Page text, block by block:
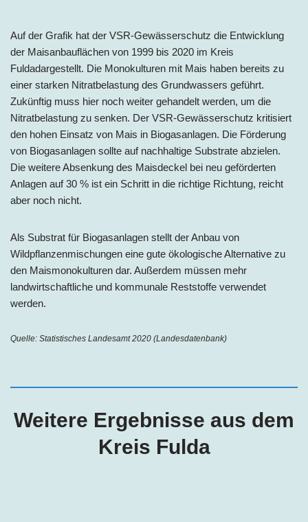
Auf der Grafik hat der VSR-Gewässerschutz die Entwicklung
der Maisanbauflächen von 1999 bis 2020 im Kreis
Fuldadargestellt. Die Monokulturen mit Mais haben bereits zu
einer starken Nitratbelastung des Grundwassers geführt.
Zukünftig muss hier noch weiter gehandelt werden, um die
Nitratbelastung zu senken. Der VSR-Gewässerschutz kritisiert
den hohen Einsatz von Mais in Biogasanlagen. Die Förderung
von Biogasanlagen sollte auf nachhaltige Substrate abzielen.
Die weitere Absenkung des Maisdeckel bei neu geförderten
Anlagen auf 30 % ist ein Schritt in die richtige Richtung, reicht
aber noch nicht.
Als Substrat für Biogasanlagen stellt der Anbau von
Wildpflanzenmischungen eine gute ökologische Alternative zu
den Maismonokulturen dar. Außerdem müssen mehr
landwirtschaftliche und kommunale Reststoffe verwendet
werden.
Quelle: Statistisches Landesamt 2020 (Landesdatenbank)
Weitere Ergebnisse aus dem
Kreis Fulda